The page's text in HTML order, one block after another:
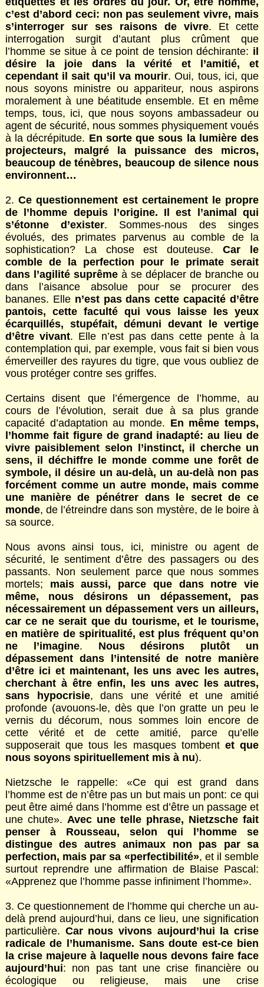
c’est d’abord ceci: non pas seulement vivre, mais
s’interroger sur ses raisons de vivre. Et cette
interrogation surgit d’autant plus crûment que
l’homme se situe à ce point de tension déchirante: il
désire la joie dans la vérité et l’amitié, et
cependant il sait qu’il va mourir. Oui, tous, ici, que
nous soyons ministre ou appariteur, nous aspirons
moralement à une béatitude ensemble. Et en même
temps, tous, ici, que nous soyons ambassadeur ou
agent de sécurité, nous sommes physiquement voués
à la décrépitude. En sorte que sous la lumière des
projecteurs, malgré la puissance des micros,
beaucoup de ténèbres, beaucoup de silence nous
environnent…
2.Ce questionnement est certainement le propre
de l’homme depuis l’origine. Il est l’animal qui
s’étonne d’exister. Sommes-nous des singes
évolués, des primates parvenus au comble de la
sophistication? La chose est douteuse.Car le
comble de la perfection pour le primate serait
dans l’agilité suprêmeà se déplacer de branche ou
dans l’aisance absolue pour se procurer des
bananes. Elle n’est pas dans cette capacité d’être
pantois, cette faculté qui vous laisse les yeux
écarquillés, stupéfait, démuni devant le vertige
d’être vivant. Elle n’est pas dans cette pente à la
contemplation qui, par exemple, vous fait si bien vous
émerveiller des rayures du tigre, que vous oubliez de
vous protéger contre ses griffes.
Certains disent que l’émergence de l’homme, au
cours de l’évolution, serait due à sa plus grande
capacité d’adaptation au monde. En même temps,
l’homme fait figure de grand inadapté: au lieu de
vivre paisiblement selon l’instinct, il cherche un
sens, il déchiffre le monde comme une forêt de
symbole, il désire un au-delà, un au-delà non pas
forcément comme un autre monde, mais comme
une manière de pénétrer dans le secret de ce
monde, de l’étreindre dans son mystère, de le boire à
sa source.
Nous avons ainsi tous, ici, ministre ou agent de
sécurité, le sentiment d’être des passagers ou des
passants. Non seulement parce que nous sommes
mortels; mais aussi, parce que dans notre vie
même, nous désirons un dépassement, pas
nécessairement un dépassement vers un ailleurs,
car ce ne serait que du tourisme, et le tourisme,
en matière de spiritualité, est plus fréquent qu’on
ne l’imagine. Nous désirons plutôt un
dépassement dans l’intensité de notre manière
d’être ici et maintenant, les uns avec les autres,
cherchant à être enfin, les uns avec les autres,
sans hypocrisie, dans une vérité et une amitié
profonde (avouons-le, dès que l’on gratte un peu le
vernis du décorum, nous sommes loin encore de
cette vérité et de cette amitié, parce qu’elle
supposerait que tous les masques tombent et que
nous soyons spirituellement mis à nu).
Nietzsche le rappelle: «Ce qui est grand dans
l’homme est de n’être pas un but mais un pont: ce qui
peut être aimé dans l’homme est d’être un passage et
une chute». Avec une telle phrase, Nietzsche fait
penser à Rousseau, selon qui l’homme se
distingue des autres animaux non pas par sa
perfection, mais par sa «perfectibilité», et il semble
surtout reprendre une affirmation de Blaise Pascal:
«Apprenez que l’homme passe infiniment l’homme».
3. Ce questionnement de l’homme qui cherche un au-
delà prend aujourd’hui, dans ce lieu, une signification
particulière. Car nous vivons aujourd’hui la crise
radicale de l’humanisme. Sans doute est-ce bien
la crise majeure à laquelle nous devons faire face
aujourd’hui: non pas tant une crise financière ou
écologique ou religieuse, mais une crise